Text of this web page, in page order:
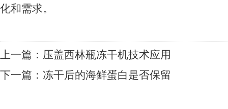
化和需求。
上一篇： 压盖西林瓶冻干机技术应用
下一篇： 冻干后的海鲜蛋白是否保留